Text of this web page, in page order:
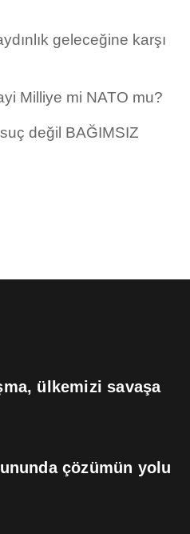
geleceğine karşı
Milliye mi NATO mu?
değil BAĞIMSIZ
ülkemizi savaşa
çözümün yolu